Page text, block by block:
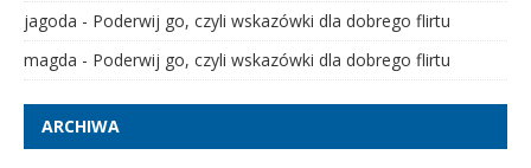
jagoda - Poderwij go, czyli wskazówki dla dobrego flirtu
magda - Poderwij go, czyli wskazówki dla dobrego flirtu
ARCHIWA